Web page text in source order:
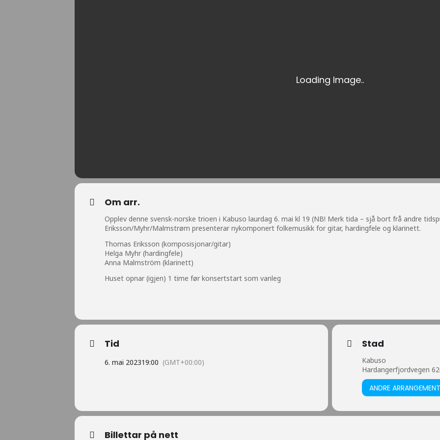
Om arr.
Opplev denne svensk-norske trioen i Kabuso laurdag 6. mai kl 19 (NB! Merk tida – sjå bort frå andre
Eriksson/Myhr/Malmstrøm presenterar nykomponert folkemusikk for gitar, hardingfele og klarinett.
Thomas Eriksson (komposisjonar/gitar)
Helga Myhr (hardingfele)
Anna Malmström (klarinett)
Huset opnar (igjen) 1 time før konsertstart som vanleg
Tid
6. mai 202319:00 (GMT+00:00)
Stad
Kabuso
Hardangerfjordvegen
ANDRE ARRANGEMENT
Billettar på nett